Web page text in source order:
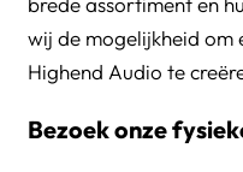
wij de mogelijkheid
Highend Audio te
Bezoek onze